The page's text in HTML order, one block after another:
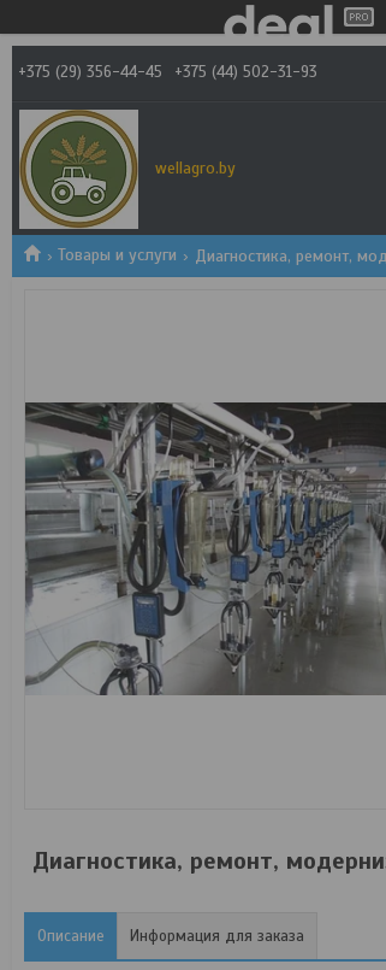
+375 (29) 356-44-45 +375 (44) 502-31-93
wellagro.by
Товары и услуги Диагностика, ремонт,
Диагностика, ремонт,
Описание Информация для заказа